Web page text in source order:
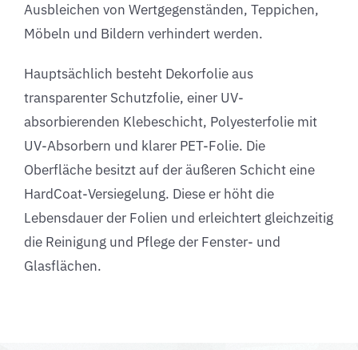
Ausbleichen von Wertgegenständen, Teppichen,
Möbeln und Bildern verhindert werden.
Hauptsächlich besteht Dekorfolie aus
transparenter Schutzfolie, einer UV-
absorbierenden Klebeschicht, Polyesterfolie mit
UV-Absorbern und klarer PET-Folie. Die
Oberfläche besitzt auf der äußeren Schicht eine
HardCoat-Versiegelung. Diese er höht die
Lebensdauer der Folien und erleichtert gleichzeitig
die Reinigung und Pflege der Fenster- und
Glasflächen.